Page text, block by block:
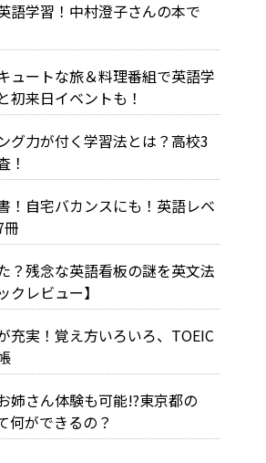
語学習！中村澄子さんの本で
ュートな旅＆料理番組で英語学
初来日イベントも！
グ力が付く学習法とは？高校3
！
！自宅バカンスにも！英語レベ
冊
？残念な英語看板の謎を英文法
クレビュー】
充実！覚え方いろいろ、TOEIC
姉さん体験も可能!?東京都の
何ができるの？